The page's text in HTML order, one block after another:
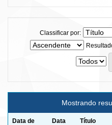
Classificar por:
Mostrando
Data de
Data
Título